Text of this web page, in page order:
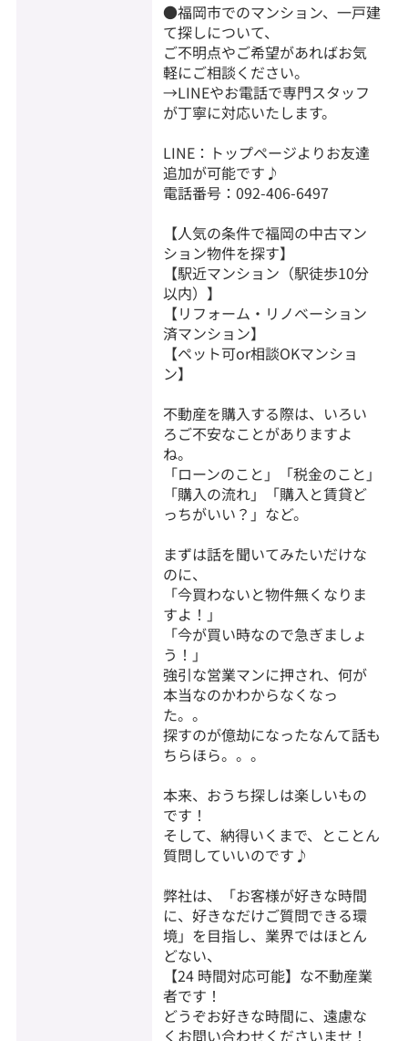
●福岡市でのマンション、一戸建
て探しについて、
ご不明点やご希望があればお気
軽にご相談ください。
→LINEやお電話で専門スタッフ
が丁寧に対応いたします。
LINE：トップページよりお友達
追加が可能です♪
電話番号：092-406-6497
【人気の条件で福岡の中古マン
ション物件を探す】
【駅近マンション（駅徒歩10分
以内）】
【リフォーム・リノベーション
済マンション】
【ペット可or相談OKマンショ
ン】
不動産を購入する際は、いろい
ろご不安なことがありますよ
ね。
「ローンのこと」「税金のこと」
「購入の流れ」「購入と賃貸ど
っちがいい？」など。
まずは話を聞いてみたいだけな
のに、
「今買わないと物件無くなりま
すよ！」
「今が買い時なので急ぎましょ
う！」
強引な営業マンに押され、何が
本当なのかわからなくなっ
た。。
探すのが億劫になったなんて話も
ちらほら。。。
本来、おうち探しは楽しいもの
です！
そして、納得いくまで、とことん
質問していいのです♪
弊社は、「お客様が好きな時間
に、好きなだけご質問できる環
境」を目指し、業界ではほとん
どない、
【24 時間対応可能】な不動産業
者です！
どうぞお好きな時間に、遠慮な
くお問い合わせくださいませ！